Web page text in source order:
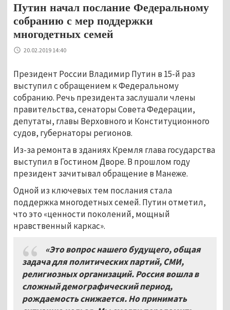
Путин начал послание Федеральному
собранию с мер поддержки
многодетных семей
20.02.2019 14:40
Президент России Владимир Путин в 15-й раз
выступил с обращением к Федеральному
собранию. Речь президента заслушали члены
правительства, сенаторы Совета Федерации,
депутаты, главы Верховного и Конституционного
судов, губернаторы регионов.
Из-за ремонта в зданиях Кремля глава государства
выступил в Гостином Дворе. В прошлом году
президент зачитывал обращение в Манеже.
Одной из ключевых тем послания стала
поддержка многодетных семей. Путин отметил,
что это «ценности поколений, мощный
нравственный каркас».
«Это вопрос нашего будущего, общая
задача для политических партий, СМИ,
религиозных организаций. Россия вошла в
сложный демографический период,
рождаемость снижается. Но принимать